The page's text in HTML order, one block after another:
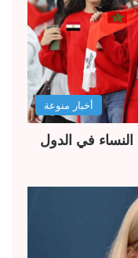
أخبار منوعة
النساء في الدول